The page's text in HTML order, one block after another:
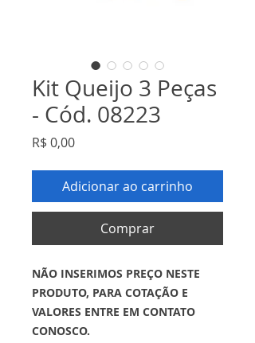
Kit Queijo 3 Peças
- Cód. 08223
R$ 0,00Preço
Adicionar ao carrinho
Comprar
NÃO INSERIMOS PREÇO NESTE
PRODUTO, PARA COTAÇÃO E
VALORES ENTRE EM CONTATO
CONOSCO.